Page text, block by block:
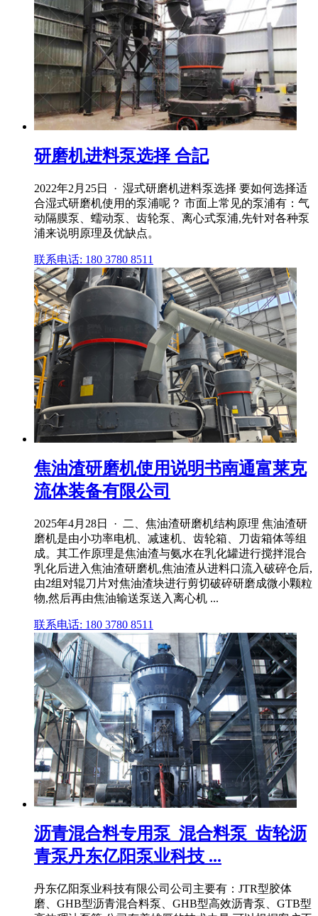
研磨机进料泵选择 合記
2022年2月25日 · 湿式研磨机进料泵选择 要如何选择适
合湿式研磨机使用的泵浦呢？ 市面上常见的泵浦有：气
动隔膜泵、蠕动泵、齿轮泵、离心式泵浦,先针对各种泵
浦来说明原理及优缺点。
联系电话: 180 3780 8511
焦油渣研磨机使用说明书南通富莱克
流体装备有限公司
2025年4月28日 · 二、焦油渣研磨机结构原理 焦油渣研
磨机是由小功率电机、减速机、齿轮箱、刀齿箱体等组
成。其工作原理是焦油渣与氨水在乳化罐进行搅拌混合
乳化后进入焦油渣研磨机,焦油渣从进料口流入破碎仓后,
由2组对辊刀片对焦油渣块进行剪切破碎研磨成微小颗粒
物,然后再由焦油输送泵送入离心机 ...
联系电话: 180 3780 8511
沥青混合料专用泵_混合料泵_齿轮沥
青泵丹东亿阳泵业科技 ...
丹东亿阳泵业科技有限公司公司主要有：JTR型胶体
磨、GHB型沥青混合料泵、GHB型高效沥青泵、GTB型